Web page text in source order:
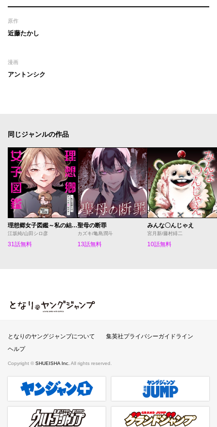
原作
近藤たかし
漫画
アントンシク
同じジャンルの作品
理想郷女子図鑑～私の結婚生活、とっても幸せです～
江坂純/山田シロ彦
31話無料
聖母の断罪
カズキ/亀島潤斗
13話無料
みんな〇んじゃえ
宮月新/藤村緋二
10話無料
となりのヤングジャンプ
となりのヤングジャンプについて
集英社プライバシーガイドライン
ヘルプ
Copyright © SHUEISHA Inc. All rights reserved.
ヤンジャンプラス 週刊ヤングジャンプ公式サイト
ウルトラジャンプ グランドジャンプ